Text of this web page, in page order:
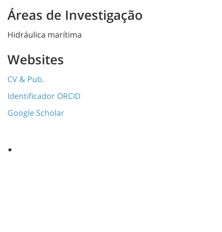
Áreas de Investigação
Hidráulica marítima
Websites
CV & Pub.
Identificador ORCID
Google Scholar